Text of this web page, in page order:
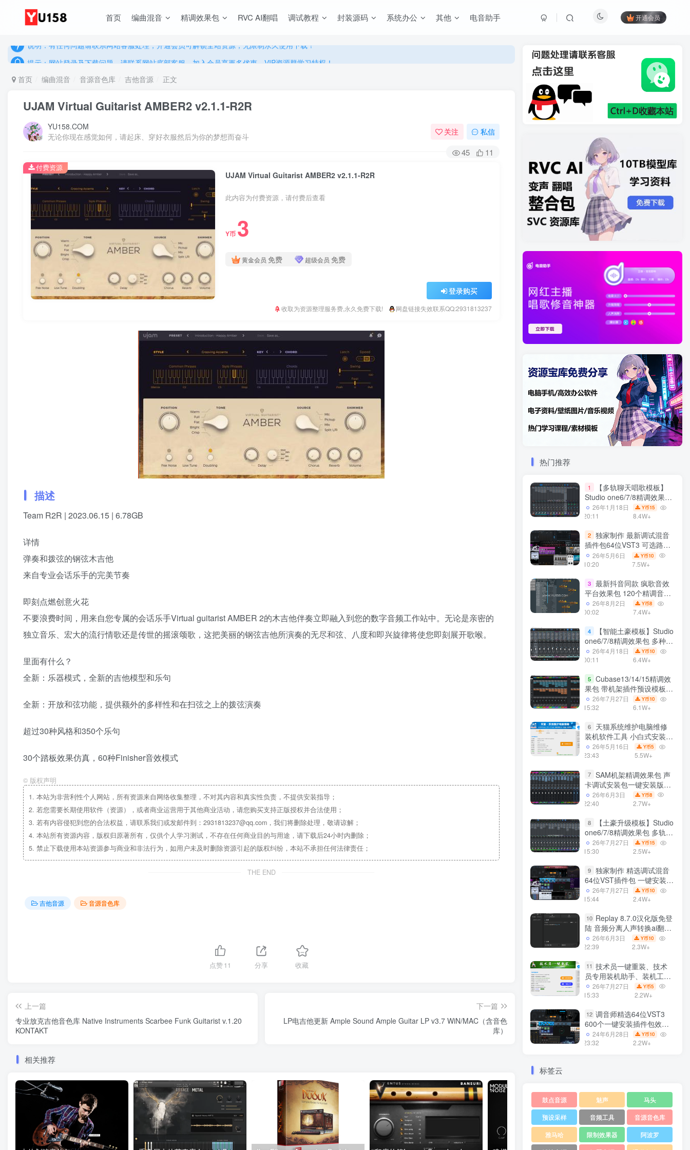
首页 编曲混音 精调效果包 RVC AI翻唱 调试教程 封装源码 系统办公 其他 电音助手 开通会员
提示：网站登录及下载问题，请联系网站底部客服。加入会员享更多优惠，VIP资源群学习特权！
首页 编曲混音 音源音色库 吉他音源 正文
UJAM Virtual Guitarist AMBER2 v2.1.1-R2R
YU158.COM
无论你现在感觉如何，请起床、穿好衣服然后为你的梦想而奋斗
关注 私信
45 11
UJAM Virtual Guitarist AMBER2 v2.1.1-R2R
此内容为付费资源，请付费后查看
Y币 3
黄金会员 免费 超级会员 免费
登录购买
收取为资源整理服务费,永久免费下载! 网盘链接失效联系QQ:2931813237
付费资源
描述
Team R2R | 2023.06.15 | 6.78GB
详情
弹奏和拨弦的钢弦木吉他
来自专业会话乐手的完美节奏
即刻点燃创意火花
不要浪费时间，用来自您专属的会话乐手Virtual guitarist AMBER 2的木吉他伴奏立即融入到您的数字音频工作站中。无论是亲密的
独立音乐、宏大的流行情歌还是传世的摇滚颂歌，这把美丽的钢弦吉他所演奏的无尽和弦、八度和即兴旋律将使您即刻展开歌喉。
里面有什么？
全新：乐器模式，全新的吉他模型和乐句
全新：开放和弦功能，提供额外的多样性和在扫弦之上的拨弦演奏
超过30种风格和350个乐句
30个踏板效果仿真，60种Finisher音效模式
© 版权声明
1. 本站为非营利性个人网站，所有资源来自网络收集整理，不对其内容和真实性负责，不提供安装指导；
2. 若您需要长期使用软件（资源），或者商业运营用于其他商业活动，请您购买支持正版授权并合法使用；
3. 若有内容侵犯到您的合法权益，请联系我们或发邮件到：2931813237@qq.com，我们将删除处理，敬请谅解；
4. 本站所有资源内容，版权归原著所有，仅供个人学习测试，不存在任何商业目的与用途，请下载后24小时内删除；
5. 禁止下载使用本站资源参与商业和非法行为，如用户未及时删除资源引起的版权纠纷，本站不承担任何法律责任；
THE END
吉他音源 音源音色库
点赞11 分享 收藏
上一篇
专业放克吉他音色库 Native Instruments Scarbee Funk Guitarist v.1.20
KONTAKT
下一篇
LP电吉他更新 Ample Sound Ample Guitar LP v3.7 WiN/MAC（含音色
库）
相关推荐
热门推荐
1
【多轨聊天唱歌模板】
Studio one6/7/8精调效果包
多种效果模式 声卡调试好直
播预设模板
26年1月18日
20:11
Y币15
8.4W+
2 独家制作 最新调试混音
插件包64位VST3 可选路径
一键安装550个效果器合集
v3.0 WiN 支持定制
26年5月6日
10:20
Y币10
7.5W+
3 最新抖音同款 疯歌音效
平台效果包 120个精调音效
包+软件自带170个音效
+600个插件 带安装教程全
26年8月2日
00:02
Y币8
7.4W+
4
【智能土豪模板】Studio
one6/7/8精调效果包 多种效
果模式可选 声卡调试好预设
带插件全套文件
26年4月18日
00:11
Y币10
6.4W+
5 Cubase13/14/15精调效
果包 带机架插件预设模板
声卡调试好效果工程文件
26年7月27日
15:32
Y币10
6.1W+
6
天猫系统维护电脑维修
装机软件工具 小白式安装
完全一键安装系统 电脑系统
装机软件 一键重装系统
26年5月16日
23:43
Y币5
5.5W+
7 SAM机架精调效果包 声
卡调试安装包一键安装版模
板 带插件预设效果文件
26年6月3日
22:40
Y币8
2.7W+
8
【土豪升级模板】Studio
one6/7/8精调效果包 多轨道
效果模式可选 声卡调试好预
设模板 带插件全套文件
26年7月27日
15:30
Y币15
2.5W+
9 独家制作 精选调试混音
64位VST插件包 一键安装
600个效果器合集v2.0 WiN
支持定制
26年7月27日
15:44
Y币10
2.4W+
10 Replay 8.7.0汉化版免登
陆 音频分离人声转换ai翻唱
支持50系显卡 一键安装
WiN
26年6月3日
22:39
Y币10
2.3W+
11 技术员一键重装、技术
员专用装机助手、装机工
具、电脑系统装机软件丶一
键安装系统
26年7月27日
15:33
Y币5
2.2W+
12 调音师精选64位VST3
600个一键安装插件包效果
器集合10G WiN
24年6月28日
23:32
Y币10
2.2W+
标签云
鼓点音源 魅声
马头
预设采样
音频工具
音源音色库
雅马哈
限制效果器
阿波罗